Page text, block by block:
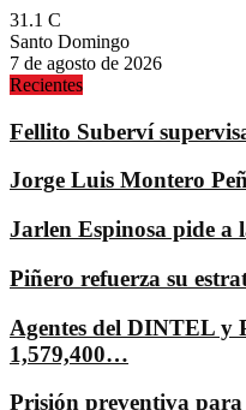
31.1 C
Santo Domingo
7 de agosto de 2026
Recientes
Fellito Suberví
Jorge Luis Montero
Jarlen Espinosa pide a
Piñero refuerza su
Agentes del DINTEL y
1,579,400…
Prisión preventiva